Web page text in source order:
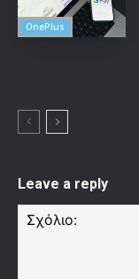
OnePlus
Leave a reply